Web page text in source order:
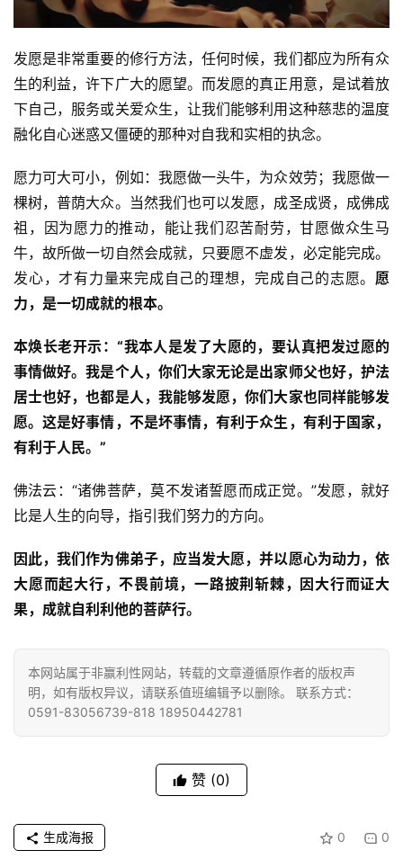
僧
音
高
访
谈
心
乐
菩
提
专
题
公
益
慈
善
佛
教
人
物
院
巡
纪
登录
发愿是非常重要的修行方法，任何时候，我们都应为所有众
生的利益，许下广大的愿望。而发愿的真正用意，是试着放
下自己，服务或关爱众生，让我们能够利用这种慈悲的温度
融化自心迷惑又僵硬的那种对自我和实相的执念。
愿力可大可小，例如：我愿做一头牛，为众效劳；我愿做一
棵树，普荫大众。当然我们也可以发愿，成圣成贤，成佛成
祖，因为愿力的推动，能让我们忍苦耐劳，甘愿做众生马
牛，故所做一切自然会成就，只要愿不虚发，必定能完成。
发心，才有力量来完成自己的理想，完成自己的志愿。 愿
力，是一切成就的根本。
本焕长老开示：“我本人是发了大愿的，要认真把发过愿的
事情做好。我是个人，你们大家无论是出家师父也好，护法
居士也好，也都是人，我能够发愿，你们大家也同样能够发
愿。这是好事情，不是坏事情，有利于众生，有利于国家，
有利于人民。”
佛法云：“诸佛菩萨，莫不发诸誓愿而成正觉。”发愿，就好
比是人生的向导，指引我们努力的方向。
因此，我们作为佛弟子，应当发大愿，并以愿心为动力，依
大愿而起大行，不畏前境，一路披荆斩棘，因大行而证大
果，成就自利利他的菩萨行。
本网站属于非赢利性网站，转载的文章遵循原作者的版权声
明，如有版权异议，请联系值班编辑予以删除。 联系方式：
0591-83056739-818 18950442781
赞 (0)
0 0
生成海报